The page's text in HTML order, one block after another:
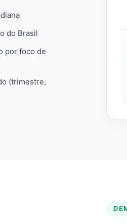
do Brasil
por foco de
(trimestre,